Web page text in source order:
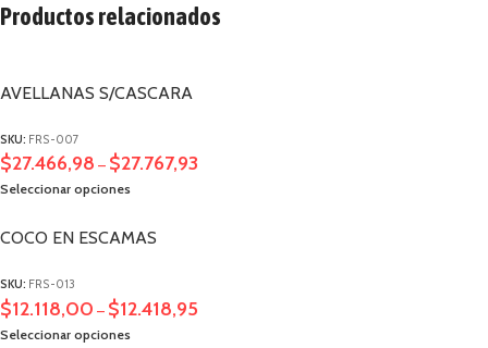
Productos relacionados
AVELLANAS S/CASCARA
SKU: FRS-007
$27.466,98 – $27.767,93
Seleccionar opciones
COCO EN ESCAMAS
SKU: FRS-013
$12.118,00 – $12.418,95
Seleccionar opciones